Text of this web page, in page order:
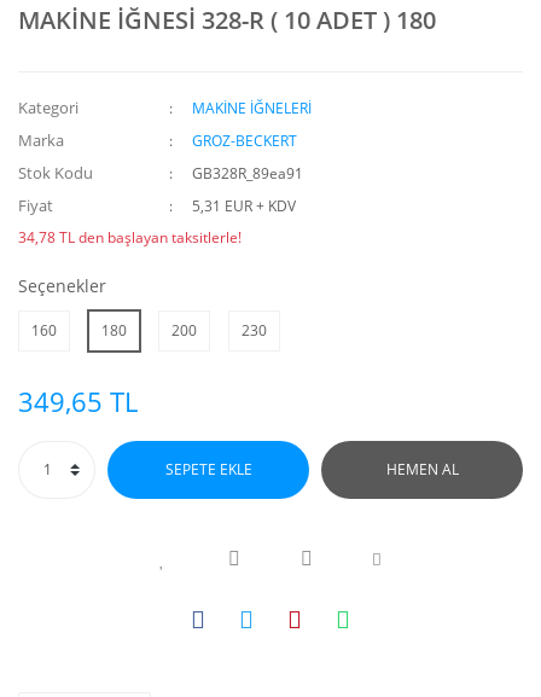
MAKİNE İĞNESİ 328-R ( 10 ADET ) 180
Kategori MAKİNE İĞNELERİ
Marka GROZ-BECKERT
Stok Kodu GB328R_89ea91
Fiyat
5,31 EUR + KDV
34,78 TL den başlayan taksitlerle!
Seçenekler
160 180 200 230
349,65 TL
SEPETE EKLE HEMEN AL